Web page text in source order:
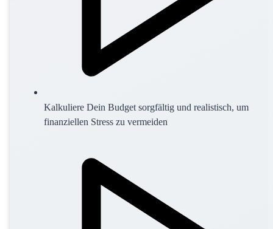
Kalkuliere Dein Budget sorgfältig und realistisch, um
finanziellen Stress zu vermeiden